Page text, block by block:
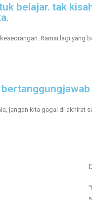
belajar. tak
Ramai lagi yang
jangan kita gagal di akhirat